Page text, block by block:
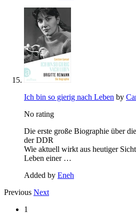
Ich bin so gierig nach Leben by
No rating
Die erste große Biographie über
der DDR
Wie aktuell wirkt aus heutiger Sicht
Leben einer …
Added by Eneh
Previous Next
1